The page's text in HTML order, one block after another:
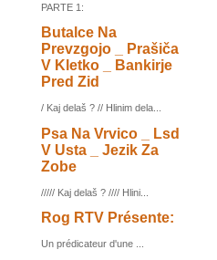
PARTE 1:
Butalce Na
Prevzgojo _ Prašiča
V Kletko _ Bankirje
Pred Zid
/ Kaj delaš ? // Hlinim dela...
Psa Na Vrvico _ Lsd
V Usta _ Jezik Za
Zobe
///// Kaj delaš ? //// Hlini...
Rog RTV Présente:
Un prédicateur d'une ...